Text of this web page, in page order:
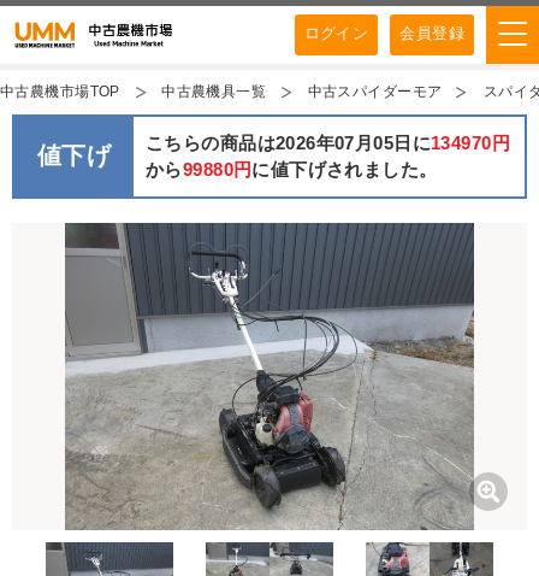
ログイン 会員登録
中古農機市場TOP 中古農機具一覧 中古スパイダーモア スパイ
値下げ こちらの商品は2026年07月05日に134970円
から99880円に値下げされました。